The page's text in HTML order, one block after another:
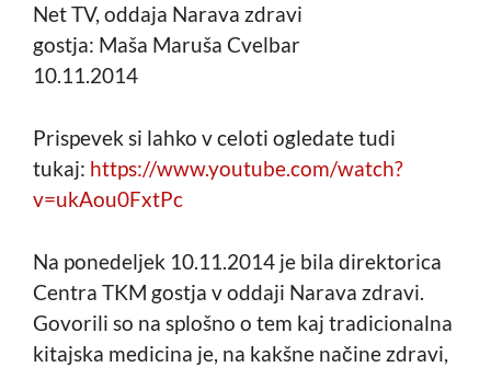
Net TV, oddaja Narava zdravi
gostja: Maša Maruša Cvelbar
10.11.2014
Prispevek si lahko v celoti ogledate tudi
tukaj: https://www.youtube.com/watch?
v=ukAou0FxtPc
Na ponedeljek 10.11.2014 je bila direktorica
Centra TKM gostja v oddaji Narava zdravi.
Govorili so na splošno o tem kaj tradicionalna
kitajska medicina je, na kakšne načine zdravi,